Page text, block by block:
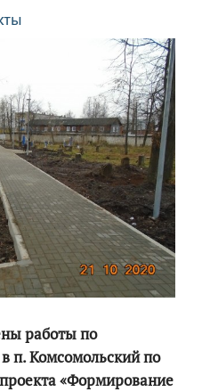
работы по
в п. Комсомольский по
«Формирование